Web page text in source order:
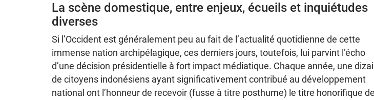
La scène domestique, entre enjeux, écueils et inquiétudes
diverses
Si l’Occident est généralement peu au fait de l’actualité quotidienne de cette
immense nation archipélagique, ces derniers jours, toutefois, lui parvint l’écho
d’une décision présidentielle à fort impact médiatique. Chaque année, une
de citoyens indonésiens ayant significativement contribué au développement
national ont l’honneur de recevoir (fusse à titre posthume) le titre honorifique de